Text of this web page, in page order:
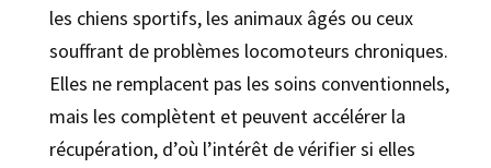
les chiens sportifs, les animaux âgés ou ceux
souffrant de problèmes locomoteurs chroniques.
Elles ne remplacent pas les soins conventionnels,
mais les complètent et peuvent accélérer la
récupération, d’où l’intérêt de vérifier si elles